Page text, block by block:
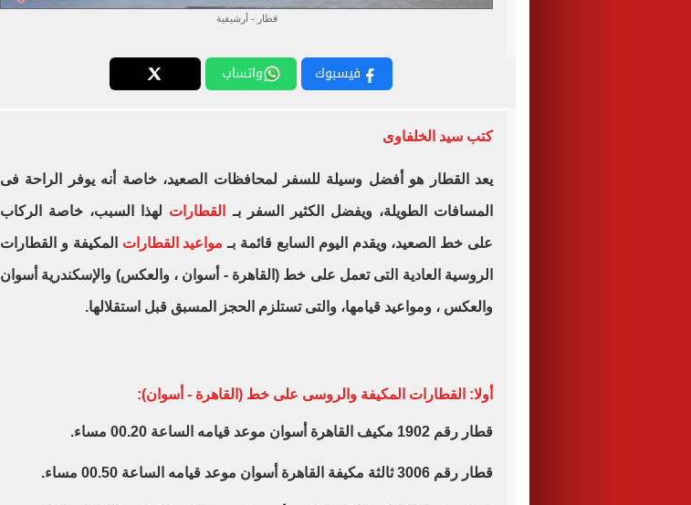
قطار - أرشيفية
فيسبوك واتساب
كتب سيد الخلفاوى
يعد القطار هو أفضل وسيلة للسفر لمحافظات الصعيد، خاصة أنه يوفر الراحة فى
المسافات الطويلة، ويفضل الكثير السفر بـ القطارات لهذا السبب، خاصة الركاب
على خط الصعيد، ويقدم اليوم السابع قائمة بـ مواعيد القطارات المكيفة و القطارات
الروسية العادية التى تعمل على خط (القاهرة - أسوان ، والعكس) والإسكندرية أسوان
والعكس ، ومواعيد قيامها، والتى تستلزم الحجز المسبق قبل استقلالها.
أولا: القطارات المكيفة والروسى على خط (القاهرة - أسوان):
قطار رقم 1902 مكيف القاهرة أسوان موعد قيامه الساعة 00.20 مساء.
قطار رقم 3006 ثالثة مكيفة القاهرة أسوان موعد قيامه الساعة 00.50 مساء.